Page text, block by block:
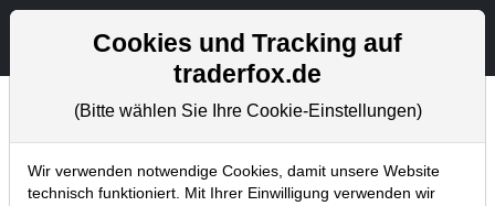
Aktien- und Artikelsuche
Trader-Blog
Home Blog Trader-Blog
Cookies und Tracking auf
traderfox.de
(Bitte wählen Sie Ihre Cookie-Einstellungen)
Wir verwenden notwendige Cookies, damit unsere Website
technisch funktioniert. Mit Ihrer Einwilligung verwenden wir